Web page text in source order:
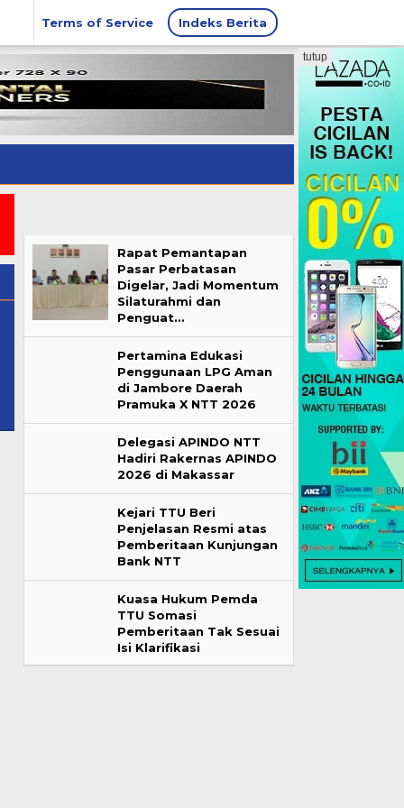
Terms of Service Indeks Berita
tutup
Rapat Pemantapan
Pasar Perbatasan
Digelar, Jadi Momentum
Silaturahmi dan
Penguat…
Pertamina Edukasi
Penggunaan LPG Aman
di Jambore Daerah
Pramuka X NTT 2026
Delegasi APINDO NTT
Hadiri Rakernas APINDO
2026 di Makassar
Kejari TTU Beri
Penjelasan Resmi atas
Pemberitaan Kunjungan
Bank NTT
Kuasa Hukum Pemda
TTU Somasi
Pemberitaan Tak Sesuai
Isi Klarifikasi